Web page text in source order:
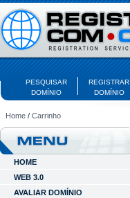
PESQUISAR
DOMÍNIO
REGISTRAR
DOMÍNIO
Home /Carrinho
HOME
WEB 3.0
AVALIAR DOMÍNIO